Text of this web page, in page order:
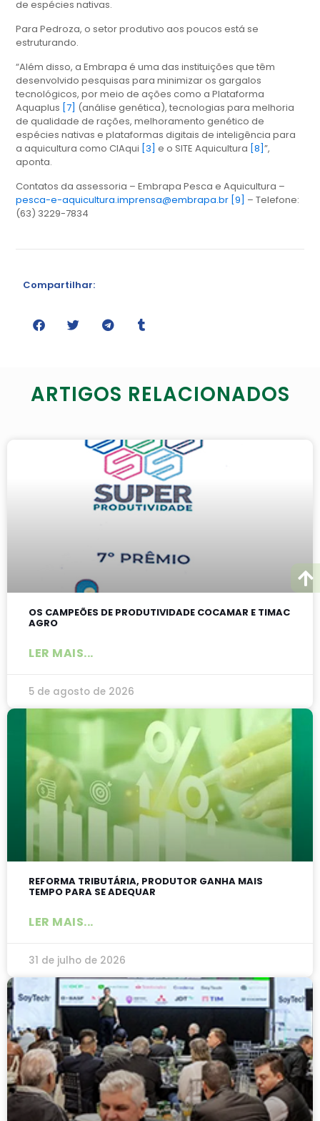
de espécies nativas.
Para Pedroza, o setor produtivo aos poucos está se
estruturando.
“Além disso, a Embrapa é uma das instituições que têm
desenvolvido pesquisas para minimizar os gargalos
tecnológicos, por meio de ações como a Plataforma
Aquaplus [7] (análise genética), tecnologias para melhoria
de qualidade de rações, melhoramento genético de
espécies nativas e plataformas digitais de inteligência para
a aquicultura como CIAqui [3] e o SITE Aquicultura [8]”,
aponta.
Contatos da assessoria – Embrapa Pesca e Aquicultura –
pesca-e-aquicultura.imprensa@embrapa.br [9] – Telefone:
(63) 3229-7834
Compartilhar:
ARTIGOS RELACIONADOS
OS CAMPEÕES DE PRODUTIVIDADE COCAMAR E TIMAC
AGRO
LER MAIS...
5 de agosto de 2026
REFORMA TRIBUTÁRIA, PRODUTOR GANHA MAIS
TEMPO PARA SE ADEQUAR
LER MAIS...
31 de julho de 2026